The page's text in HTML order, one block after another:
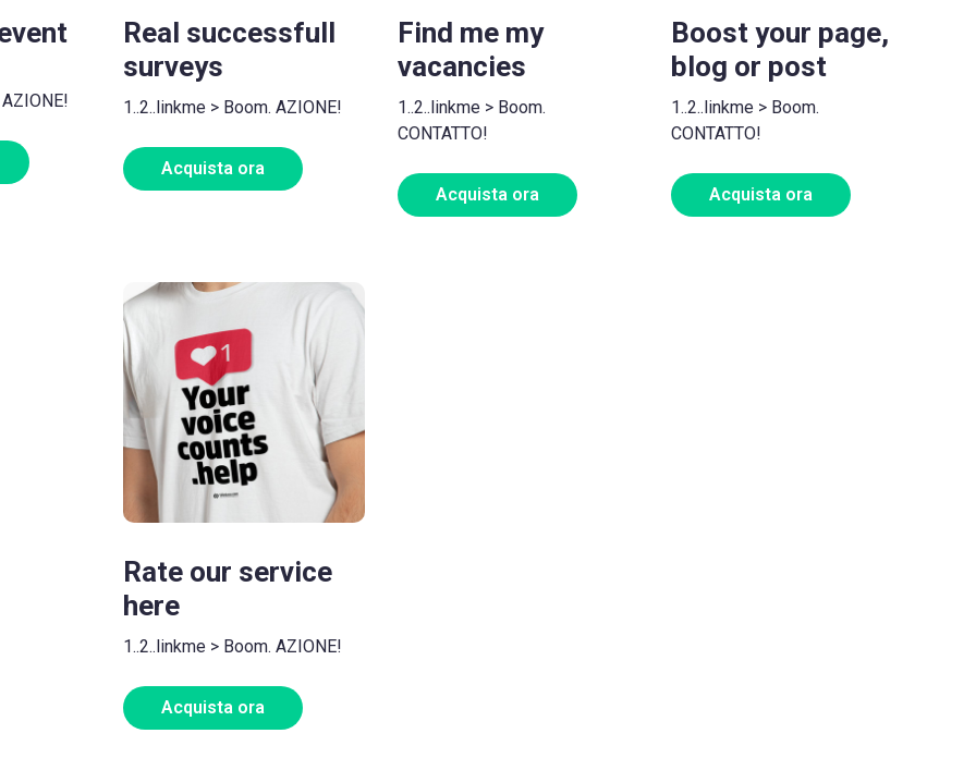
Real successfull
surveys
1..2..linkme > Boom. AZIONE!
Acquista ora
Find me my
vacancies
1..2..linkme > Boom.
CONTATTO!
Acquista ora
Boost your page,
blog or post
1..2..linkme > Boom.
CONTATTO!
Acquista ora
Rate our service
here
1..2..linkme > Boom. AZIONE!
Acquista ora